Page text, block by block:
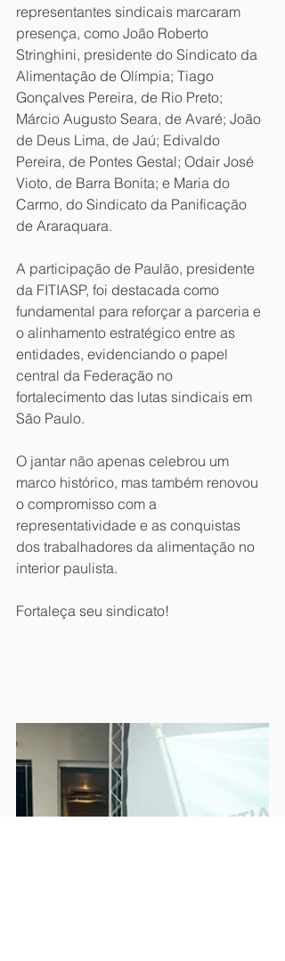
representantes sindicais marcaram
presença, como João Roberto
Stringhini, presidente do Sindicato da
Alimentação de Olímpia; Tiago
Gonçalves Pereira, de Rio Preto;
Márcio Augusto Seara, de Avaré; João
de Deus Lima, de Jaú; Edivaldo
Pereira, de Pontes Gestal; Odair José
Vioto, de Barra Bonita; e Maria do
Carmo, do Sindicato da Panificação
de Araraquara.
A participação de Paulão, presidente
da FITIASP, foi destacada como
fundamental para reforçar a parceria e
o alinhamento estratégico entre as
entidades, evidenciando o papel
central da Federação no
fortalecimento das lutas sindicais em
São Paulo.
O jantar não apenas celebrou um
marco histórico, mas também renovou
o compromisso com a
representatividade e as conquistas
dos trabalhadores da alimentação no
interior paulista.
Fortaleça seu sindicato!